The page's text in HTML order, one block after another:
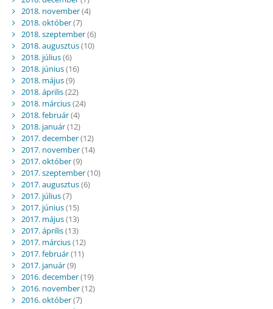
2018. november(4)
2018. október(7)
2018. szeptember(6)
2018. augusztus(10)
2018. július(6)
2018. június(16)
2018. május(9)
2018. április(22)
2018. március(24)
2018. február(4)
2018. január(12)
2017. december(12)
2017. november(14)
2017. október(9)
2017. szeptember(10)
2017. augusztus(6)
2017. július(7)
2017. június(15)
2017. május(13)
2017. április(13)
2017. március(12)
2017. február(11)
2017. január(9)
2016. december(19)
2016. november(12)
2016. október(7)